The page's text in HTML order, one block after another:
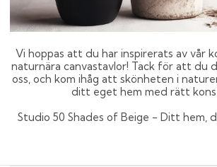
Vi hoppas att du har inspirerats av vår
naturnära canvastavlor! Tack för att du
oss, och kom ihåg att skönheten i
ditt eget hem med rätt
Studio 50 Shades of Beige - Ditt hem,